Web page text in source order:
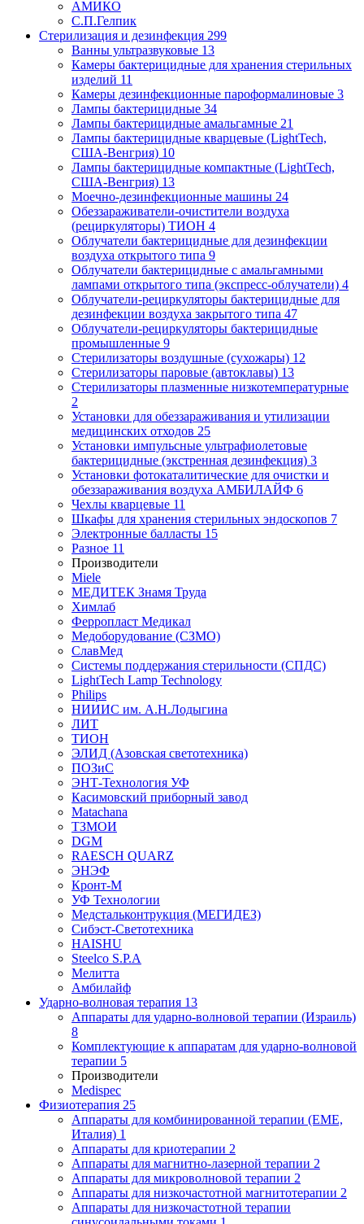
АМИКО
С.П.Гелпик
Стерилизация и дезинфекция 299
Ванны ультразвуковые 13
Камеры бактерицидные для хранения стерильных
изделий 11
Камеры дезинфекционные пароформалиновые 3
Лампы бактерицидные 34
Лампы бактерицидные амальгамные 21
Лампы бактерицидные кварцевые (LightTech,
США-Венгрия) 10
Лампы бактерицидные компактные (LightTech,
США-Венгрия) 13
Моечно-дезинфекционные машины 24
Обеззараживатели-очистители воздуха
(рециркуляторы) ТИОН 4
Облучатели бактерицидные для дезинфекции
воздуха открытого типа 9
Облучатели бактерицидные с амальгамными
лампами открытого типа (экспресс-облучатели) 4
Облучатели-рециркуляторы бактерицидные для
дезинфекции воздуха закрытого типа 47
Облучатели-рециркуляторы бактерицидные
промышленные 9
Стерилизаторы воздушные (сухожары) 12
Стерилизаторы паровые (автоклавы) 13
Стерилизаторы плазменные низкотемпературные
2
Установки для обеззараживания и утилизации
медицинских отходов 25
Установки импульсные ультрафиолетовые
бактерицидные (экстренная дезинфекция) 3
Установки фотокаталитические для очистки и
обеззараживания воздуха АМБИЛАЙФ 6
Чехлы кварцевые 11
Шкафы для хранения стерильных эндоскопов 7
Электронные балласты 15
Разное 11
Производители
Miele
МЕДИТЕК Знамя Труда
Химлаб
Ферропласт Медикал
Медоборудование (СЗМО)
СлавМед
Системы поддержания стерильности (СПДС)
LightTech Lamp Technology
Philips
НИИИС им. А.Н.Лодыгина
ЛИТ
ТИОН
ЭЛИД (Азовская светотехника)
ПОЗиС
ЭНТ-Технология УФ
Касимовский приборный завод
Matachana
ТЗМОИ
DGM
RAESCH QUARZ
ЭНЭФ
Кронт-М
УФ Технологии
Медстальконтрукция (МЕГИДЕЗ)
Сибэст-Светотехника
HAISHU
Steelco S.P.A
Мелитта
Амбилайф
Ударно-волновая терапия 13
Аппараты для ударно-волновой терапии (Израиль)
8
Комплектующие к аппаратам для ударно-волновой
терапии 5
Производители
Medispec
Физиотерапия 25
Аппараты для комбинированной терапии (EME,
Италия) 1
Аппараты для криотерапии 2
Аппараты для магнитно-лазерной терапии 2
Аппараты для микроволновой терапии 2
Аппараты для низкочастотной магнитотерапии 2
Аппараты для низкочастотной терапии